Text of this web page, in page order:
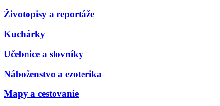
Životopisy a reportáže
Kuchárky
Učebnice a slovníky
Náboženstvo a ezoterika
Mapy a cestovanie